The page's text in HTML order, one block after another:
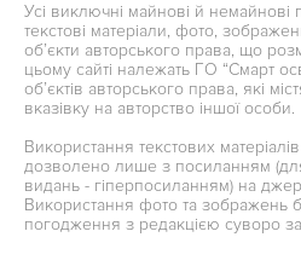
Усі виключні майнові й немайнові
текстові матеріали, фото,
об’єкти авторського права, що
цьому сайті належать ГО “Смарт
об’єктів авторського права, які
вказівку на авторство іншої особи.
Використання текстових
дозволено лише з посиланням
видань - гіперпосиланням) на
Використання фото та зображень
погодження з редакцією суворо